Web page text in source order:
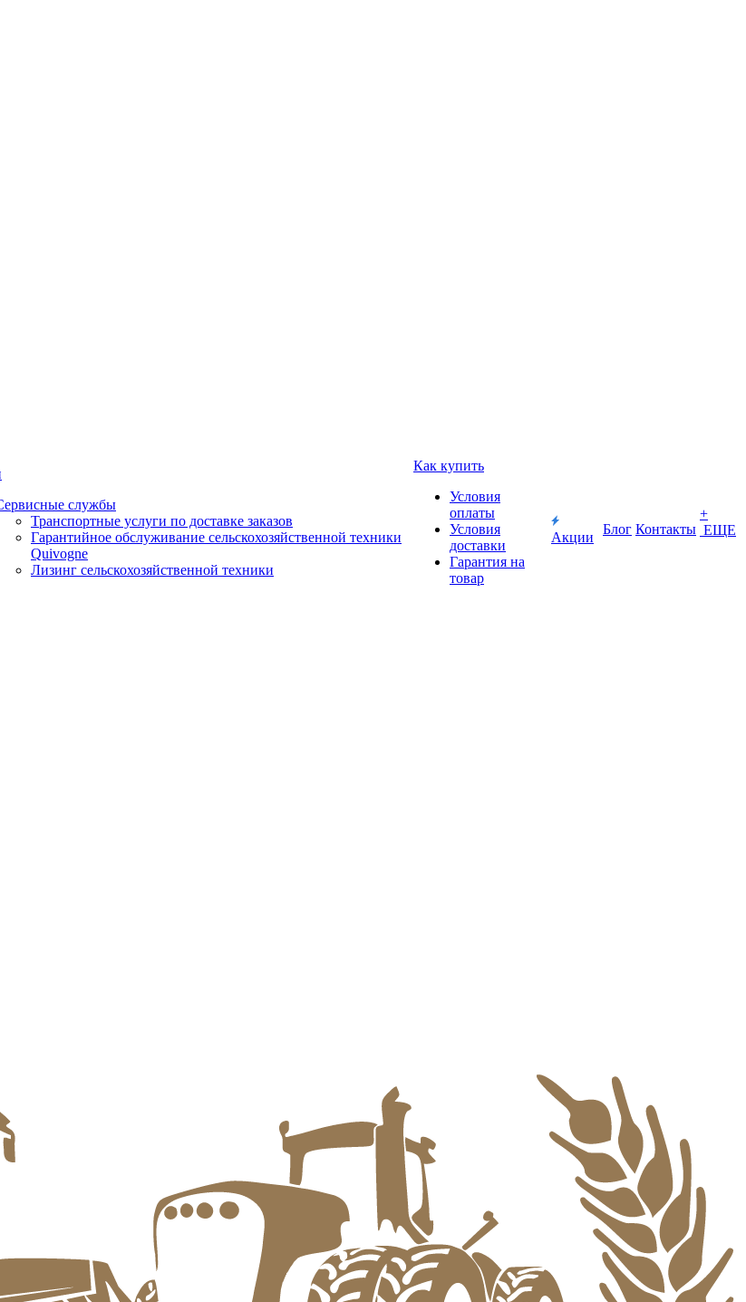
службы
Транспортные услуги по доставке заказов
Гарантийное обслуживание сельскохозяйственной техники
Quivogne
Лизинг сельскохозяйственной техники
Как купить
Условия
оплаты
Условия
доставки
Гарантия на
товар
Акции
Блог Контакты
+
ЕЩЕ